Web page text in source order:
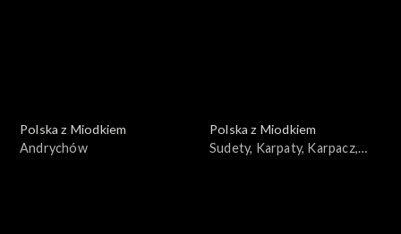
Polska z Miodkiem
Andrychów
Polska z Miodkiem
Sudety, Karpaty, Karpacz,